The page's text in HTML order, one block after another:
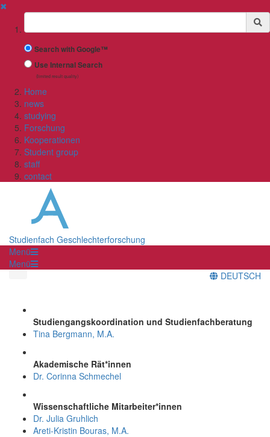
✖
Suchbegriff
Search with Google™
Use Internal Search
(limited result quality)
Home
news
studying
Forschung
Kooperationen
Student group
staff
contact
Studienfach Geschlechterforschung
Menü
Menü
DEUTSCH
Studiengangskoordination und Studienfachberatung
Tina Bergmann, M.A.
Akademische Rät*innen
Dr. Corinna Schmechel
Wissenschaftliche Mitarbeiter*innen
Dr. Julia Gruhlich
Areti-Kristin Bouras, M.A.